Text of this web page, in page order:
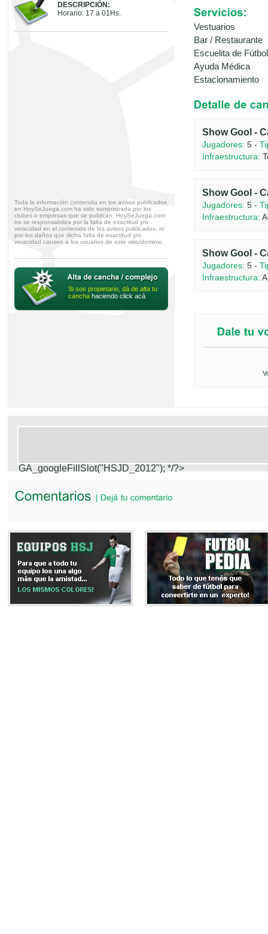
DESCRIPCIÓN:
Horario: 17 a 01Hs.
Toda la información contenida en los avisos publicados
en HoySeJuega.com ha sido suministrada por los
clubes o empresas que se publican. HoySeJuega.com
no se responsabiliza por la falta de exactitud y/o
veracidad en el contenido de los avisos publicados, ni
por los daños que dicha falta de exactitud y/o
veracidad causen a los usuarios de este sitio/dominio
Si sos propietario, dá de alta tu
cancha haciendo click acá
Vestuarios
Bar / Restaurante
Escuelita de Fútbol
Ayuda Médica
Estacionamiento
Show Gool -
Jugadores: 5 -
Infraestructura:
Show Gool -
Jugadores: 5 -
Infraestructura:
Show Gool -
Jugadores: 5 -
Infraestructura:
GA_googleFillSlot("HSJD_2012"); */?>